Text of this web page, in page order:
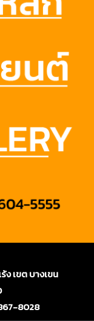
ง เขต บางเขน
8028